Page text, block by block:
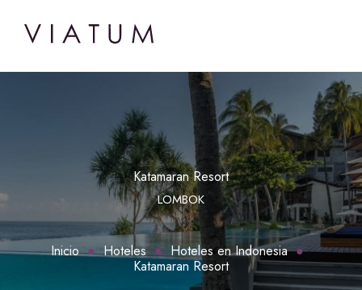
Katamaran Resort
LOMBOK
Inicio Hoteles
Hoteles en Indonesia
Katamaran Resort